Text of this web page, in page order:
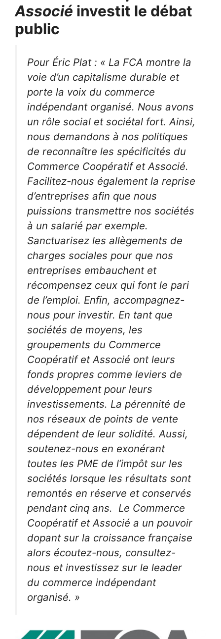
Associé investit le débat
public
Pour Éric Plat : « La FCA montre la
voie d’un capitalisme durable et
porte la voix du commerce
indépendant organisé. Nous avons
un rôle social et sociétal fort. Ainsi,
nous demandons à nos politiques
de reconnaître les spécificités du
Commerce Coopératif et Associé.
Facilitez-nous également la reprise
d’entreprises afin que nous
puissions transmettre nos sociétés
à un salarié par exemple.
Sanctuarisez les allègements de
charges sociales pour que nos
entreprises embauchent et
récompensez ceux qui font le pari
de l’emploi. Enfin, accompagnez-
nous pour investir. En tant que
sociétés de moyens, les
groupements du Commerce
Coopératif et Associé ont leurs
fonds propres comme leviers de
développement pour leurs
investissements. La pérennité de
nos réseaux de points de vente
dépendent de leur solidité. Aussi,
soutenez-nous en exonérant
toutes les PME de l’impôt sur les
sociétés lorsque les résultats sont
remontés en réserve et conservés
pendant cinq ans. Le Commerce
Coopératif et Associé a un pouvoir
dopant sur la croissance française
alors écoutez-nous, consultez-
nous et investissez sur le leader
du commerce indépendant
organisé. »